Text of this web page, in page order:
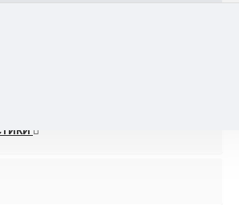
бумаги, уровень
частицы 7 мм, пуск
листов, уничтожает бумагу,
Предназначен для
использования на работе.